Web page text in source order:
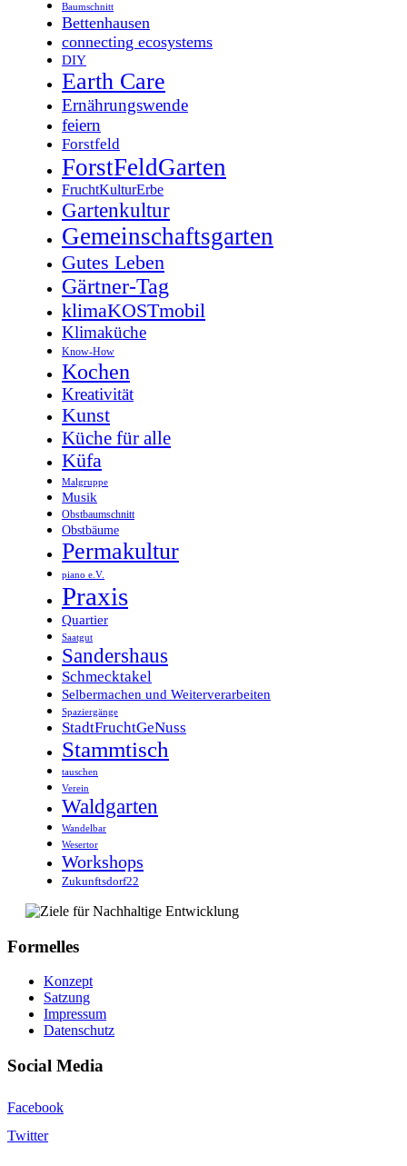
Baumschnitt
Bettenhausen
connecting ecosystems
DIY
Earth Care
Ernährungswende
feiern
Forstfeld
ForstFeldGarten
FruchtKulturErbe
Gartenkultur
Gemeinschaftsgarten
Gutes Leben
Gärtner-Tag
klimaKOSTmobil
Klimaküche
Know-How
Kochen
Kreativität
Kunst
Küche für alle
Küfa
Malgruppe
Musik
Obstbaumschnitt
Obstbäume
Permakultur
piano e.V.
Praxis
Quartier
Saatgut
Sandershaus
Schmecktakel
Selbermachen und Weiterverarbeiten
Spaziergänge
StadtFruchtGeNuss
Stammtisch
tauschen
Verein
Waldgarten
Wandelbar
Wesertor
Workshops
Zukunftsdorf22
Formelles
Konzept
Satzung
Impressum
Datenschutz
Social Media
Facebook
Twitter